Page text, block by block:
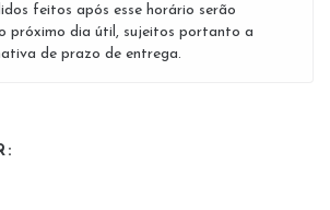
feitos após esse horário serão
próximo dia útil, sujeitos portanto a
de prazo de entrega.